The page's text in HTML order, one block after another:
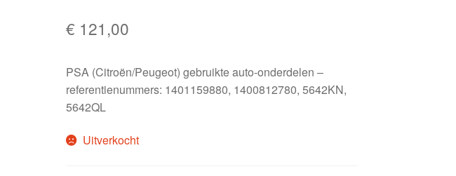
€ 121,00
PSA (Citroën/Peugeot) gebruikte auto-onderdelen –
referentienummers: 1401159880, 1400812780, 5642KN,
5642QL
Uitverkocht